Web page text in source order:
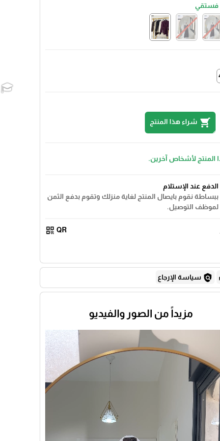
فستقي
shopping_cart شراء هذا المنتج
المنتج لأشخاص آخرين.
الدفع عند الإستلام
ببساطة نقوم بايصال المنتج لغاية منزلك وتقوم بدفع الثمن
لموظف التوصيل.
QR
qr_code
policy سياسة الإرجاع
مزيداً من الصور والفيديو